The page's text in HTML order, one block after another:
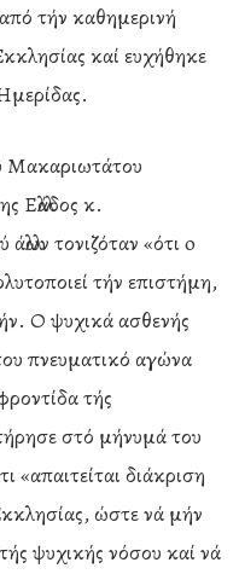
τήν καθημερινή
καί ευχήθηκε
Μακαριωτάτου
Ελλάδος κ.
τονιζόταν «ότι o
τήν επιστήμη,
Ο ψυχικά ασθενής
πνευματικό αγώνα
τής
στό μήνυμά του
«απαιτείται διάκριση
ώστε νά μήν
ψυχικής νόσου καί νά